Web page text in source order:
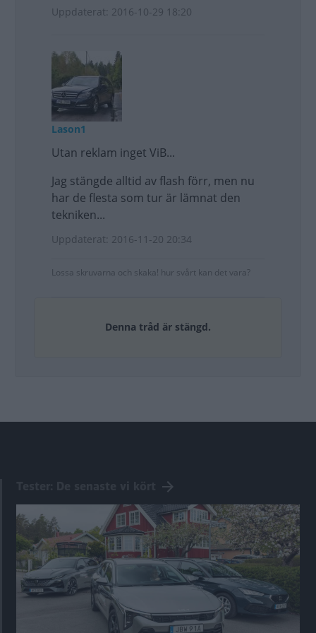
Uppdaterat: 2016-10-29 18:20
Lason1
Utan reklam inget ViB...
Jag stängde alltid av flash förr, men nu
har de flesta som tur är lämnat den
tekniken...
Uppdaterat: 2016-11-20 20:34
Lossa skruvarna och skaka! hur svårt kan det vara?
Denna tråd är stängd.